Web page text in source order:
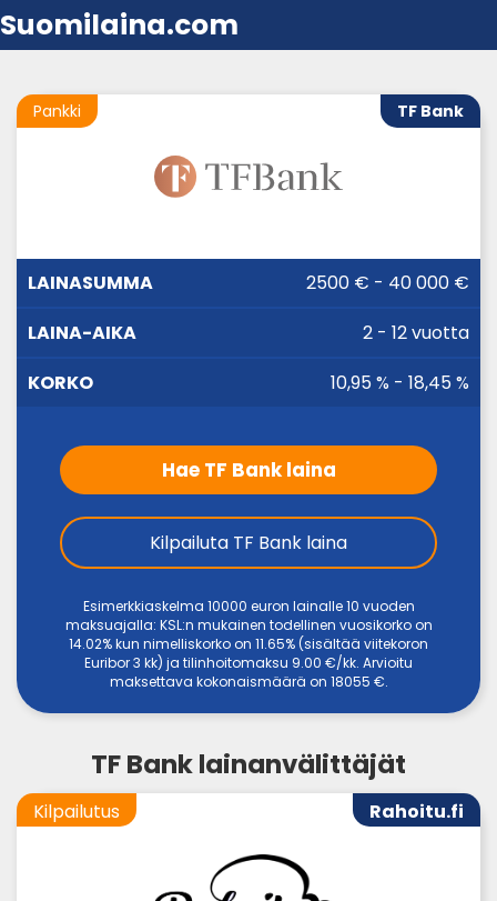
Suomilaina.com
TF Bank
Pankki
LAINASUMMA KORKO2500 € - 40 000 €
2 - 12 vuotta
10,95 % - 18,45 %
Hae TF Bank laina
Kilpailuta TF Bank laina
Esimerkkiaskelma 10000 euron lainalle 10 vuoden
maksuajalla: KSL:n mukainen todellinen vuosikorko on
14.02% kun nimelliskorko on 11.65% (sisältää viitekoron
Euribor 3 kk) ja tilinhoitomaksu 9.00 €/kk. Arvioitu
maksettava kokonaismäärä on 18055 €.
TF Bank lainanvälittäjät
Rahoitu.fi
Kilpailutus